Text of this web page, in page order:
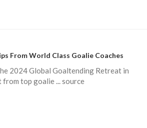
From World Class Goalie Coaches
2024 Global Goaltending Retreat in
top goalie ... source